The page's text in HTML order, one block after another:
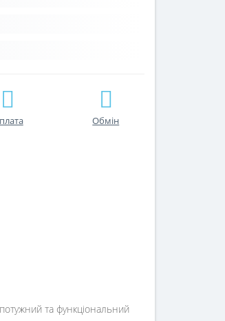
Обмін
та функціональний